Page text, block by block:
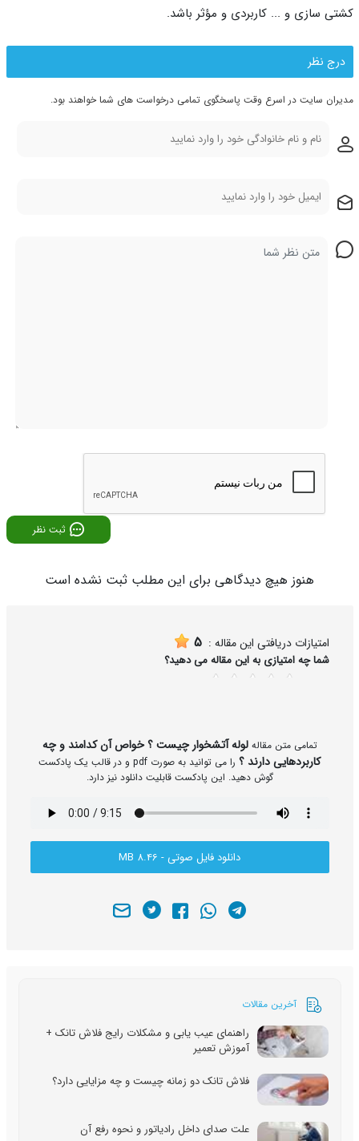
سازی و ... کاربردی و مؤثر باشد.
نظر
سایت در اسرع وقت پاسخگوی تمامی درخواست های شما خواهند بود.
ثبت نظر
هنوز هیچ دیدگاهی برای این مطلب ثبت نشده است
امتیازات دریافتی این مقاله : 5
شما چه امتیازی به این مقاله می دهید؟
تمامی متن مقالهلوله آتشخوار چیست ؟ خواص آن کدامند و چه
کاربردهایی دارند ؟
را می توانید به صورت pdf و در قالب یک پادکست
گوش دهید. این پادکست قابلیت دانلود نیز دارد.
دانلود فایل صوتی - 8.46 MB
آخرین مقالات
راهنمای عیب یابی و مشکلات رایج فلاش تانک +
آموزش تعمیر
فلاش تانک دو زمانه چیست و چه مزایایی دارد؟
علت صدای داخل رادیاتور و نحوه رفع آن